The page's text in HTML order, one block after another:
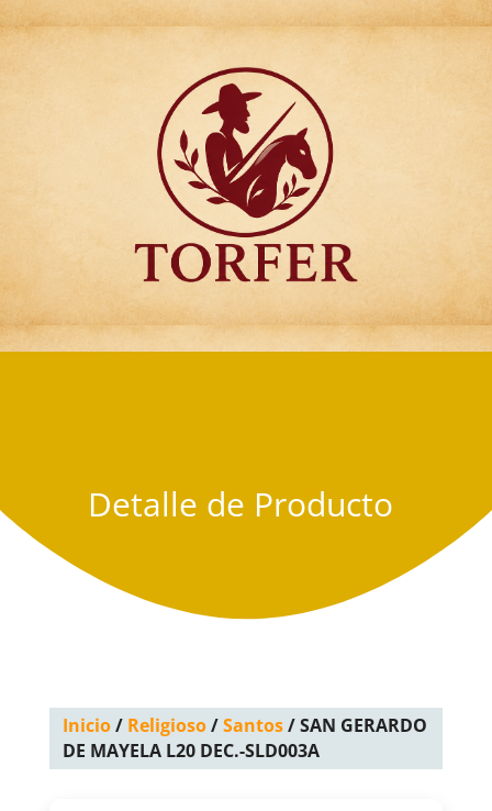
Articulos para
Regalo Torfer.
Detalle de Producto
Inicio/ Religioso/Santos/ SAN GERARDO
DE MAYELA L20 DEC.-SLD003A